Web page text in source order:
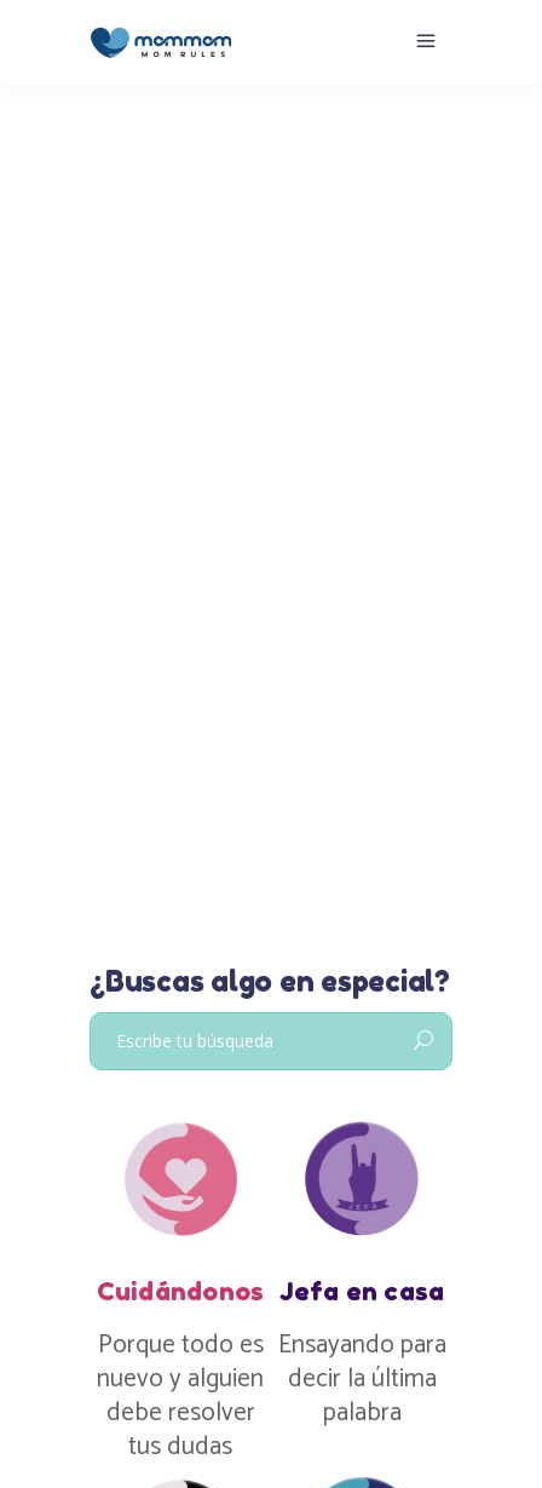
¿Buscas algo en especial?
Buscar:
Cuidándonos
Porque todo es
nuevo y alguien
debe resolver
tus dudas
Jefa en casa
Ensayando para
decir la última
palabra